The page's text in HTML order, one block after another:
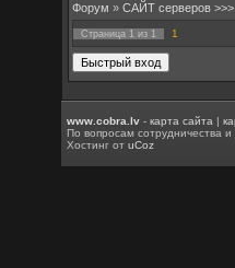
Форум » САЙТ серверов
Страница 1 из 1 1
www.cobra.lv -карта сайта |
По вопросам сотрудничества
Хостинг отuCoz